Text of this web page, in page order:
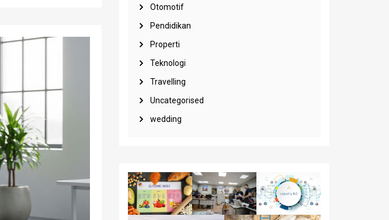
Otomotif
Pendidikan
Properti
Teknologi
Travelling
Uncategorised
wedding